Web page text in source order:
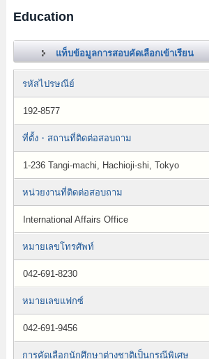
Education
แท็บข้อมูลการสอบคัดเลือกเข้าเรียน
รหัสไปรษณีย์
192-8577
ที่ตั้ง・สถานที่ติดต่อสอบถาม
1-236 Tangi-machi, Hachioji-shi, Tokyo
หน่วยงานที่ติดต่อสอบถาม
International Affairs Office
หมายเลขโทรศัพท์
042-691-8230
หมายเลขแฟกซ์
042-691-9456
การคัดเลือกนักศึกษาต่างชาติเป็นกรณีพิเศษ